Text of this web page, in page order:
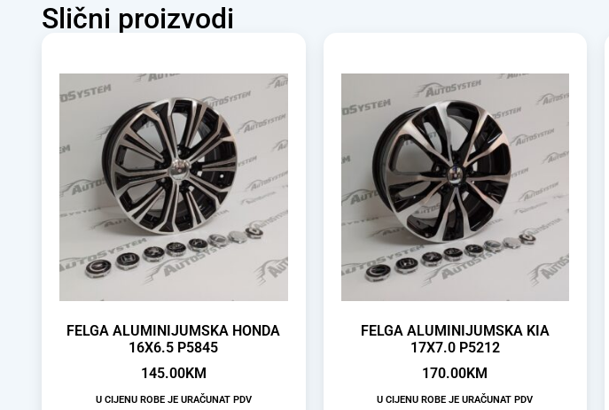
Slični proizvodi
FELGA ALUMINIJUMSKA HONDA
16X6.5 P5845
145.00KM
U CIJENU ROBE JE URAČUNAT PDV
FELGA ALUMINIJUMSKA KIA
17X7.0 P5212
170.00KM
U CIJENU ROBE JE URAČUNAT PDV